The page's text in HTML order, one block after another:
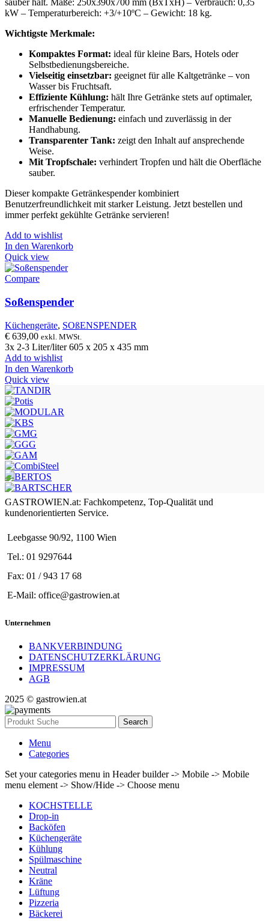
sauber hält. Maße: 250x390x700 mm (BxTxH) – Verbrauch: 0,35
kW – Temperaturbereich: +3/+10ºC – Gewicht: 18 kg.
Wichtigste Merkmale:
Kompaktes Format: ideal für kleine Bars, Hotels oder
Selbstbedienungsbereiche.
Vielseitig einsetzbar: geeignet für alle Kaltgetränke – von
Wasser bis Fruchtsaft.
Effiziente Kühlung: hält Ihre Getränke stets auf optimaler,
erfrischender Temperatur.
Manuelle Bedienung: einfach und zuverlässig in der
Handhabung.
Transparenter Tank: zeigt den Inhalt auf ansprechende
Weise.
Mit Tropfschale: verhindert Tropfen und hält die Oberfläche
sauber.
Dieser kompakte Getränkespender kombiniert
Benutzerfreundlichkeit mit starker Leistung. Jetzt bestellen und
immer perfekt gekühlte Getränke servieren!
Add to wishlist
In den Warenkorb
Quick view
Compare
Soßenspender
Küchengeräte, SOßENSPENDER
€ 639,00 exkl. MWSt.
3x 2-3 Liter/liter 605 x 205 x 435 mm
Add to wishlist
In den Warenkorb
Quick view
GASTROWIEN.at: Fachkompetenz, Top-Qualität und
kundenorientierten Service.
Leebgasse 90/92, 1100 Wien
Tel.: 01 9297644
Fax: 01 / 943 17 68
E-Mail: office@gastrowien.at
Unternehmen
BANKVERBINDUNG
DATENSCHUTZERKLÄRUNG
IMPRESSUM
AGB
2025 © gastrowien.at
Search
Menu
Categories
Set your categories menu in Header builder -> Mobile -> Mobile
menu element -> Show/Hide -> Choose menu
KOCHSTELLE
Drop-in
Backöfen
Küchengeräte
Kühlung
Spülmaschine
Neutral
Kräne
Lüftung
Pizzeria
Bäckerei